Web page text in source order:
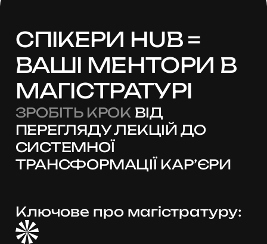
СПІКЕРИ HUB =
ВАШІ МЕНТОРИ В
МАГІСТРАТУРІ
ЗРОБІТЬ КРОКВІД
ПЕРЕГЛЯДУ ЛЕКЦІЙ ДО
СИСТЕМНОЇ
ТРАНСФОРМАЦІЇ КАР’ЄРИ
Ключове про магістратуру: